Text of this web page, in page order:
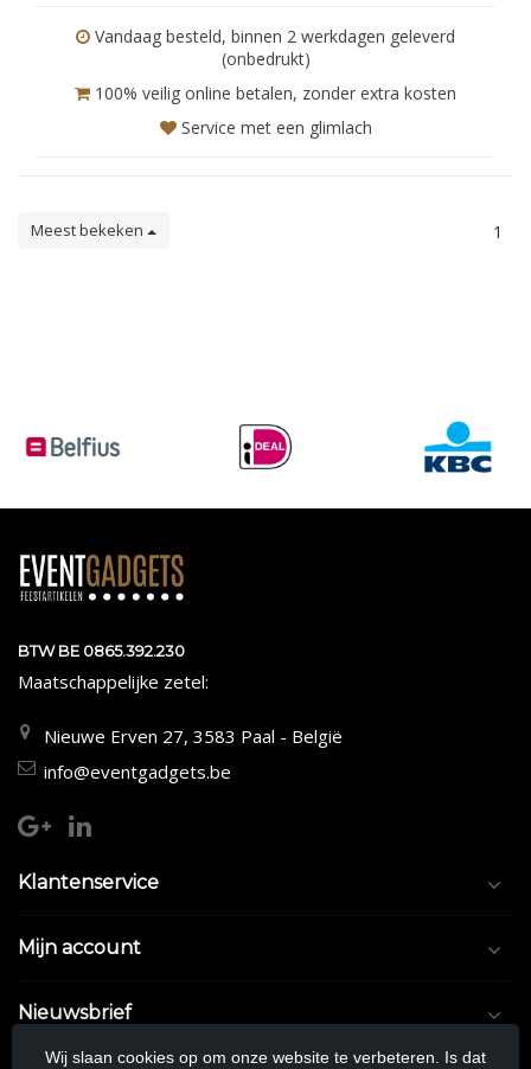
Vandaag besteld, binnen 2 werkdagen geleverd
(onbedrukt)
100% veilig online betalen, zonder extra kosten
Service met een glimlach
Meest bekeken 1
BTW BE 0865.392.230
Maatschappelijke zetel:
Nieuwe Erven 27, 3583 Paal - België
info@eventgadgets.be
Klantenservice
Mijn account
Nieuwsbrief
Wij slaan cookies op om onze website te verbeteren. Is dat